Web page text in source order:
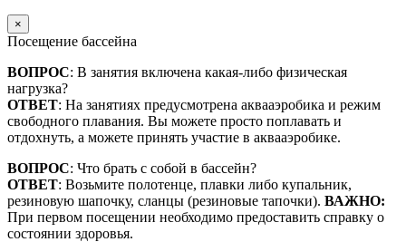
×
Посещение бассейна
ВОПРОС: В занятия включена какая-либо физическая
нагрузка?
ОТВЕТ: На занятиях предусмотрена аквааэробика и режим
свободного плавания. Вы можете просто поплавать и
отдохнуть, а можете принять участие в аквааэробике.
ВОПРОС: Что брать с собой в бассейн?
ОТВЕТ: Возьмите полотенце, плавки либо купальник,
резиновую шапочку, сланцы (резиновые тапочки). ВАЖНО:
При первом посещении необходимо предоставить справку о
состоянии здоровья.